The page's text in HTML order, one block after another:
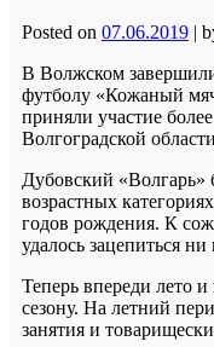
Posted on 07.06.2019 |
В Волжском
футболу «Кожаный
приняли участие
Волгоградской
Дубовский «Волгарь»
возрастных
годов рождения. К
удалось зацепиться
Теперь впереди лето
сезону. На летний
занятия и